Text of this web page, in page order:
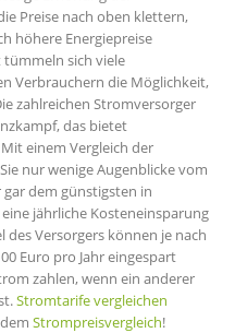
Preise nach oben klettern,
höhere Energiepreise
tümmeln sich viele
Verbrauchern die Möglichkeit,
zahlreichen Stromversorger
das bietet
einem Vergleich der
nur wenige Augenblicke vom
dem günstigsten in
jährliche Kosteneinsparung
des Versorgers können je nach
Euro pro Jahr eingespart
zahlen, wenn ein anderer
Stromtarife vergleichen
Strompreisvergleich!